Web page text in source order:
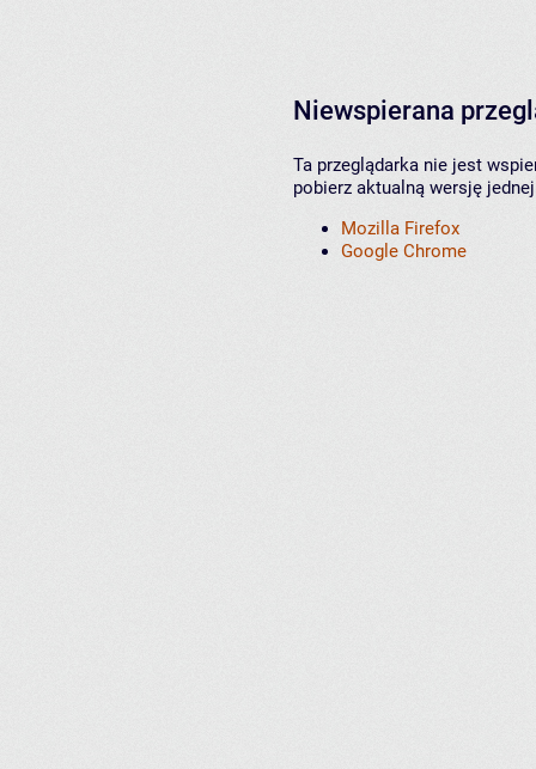
Niewspierana
Ta przeglądarka nie jest
pobierz aktualną wersję
Mozilla Firefox
Google Chrome